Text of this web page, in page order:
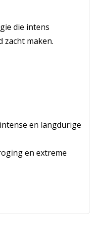
die intens
zacht maken.
en langdurige
en extreme